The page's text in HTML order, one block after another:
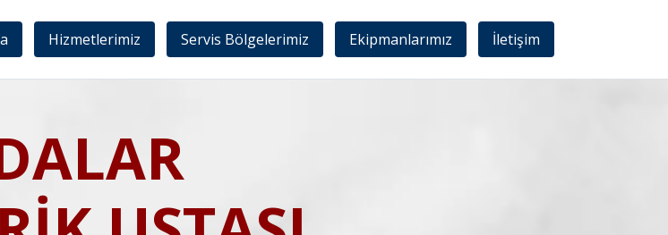
Hizmetlerimiz Servis Bölgelerimiz Ekipmanlarımız İletişim